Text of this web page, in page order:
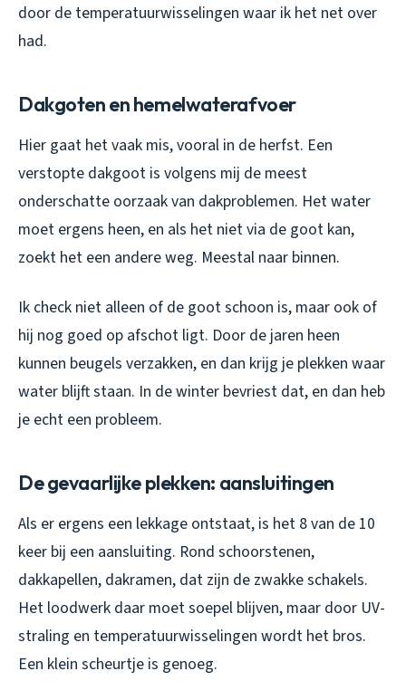
door de temperatuurwisselingen waar ik het net over
had.
Dakgoten en hemelwaterafvoer
Hier gaat het vaak mis, vooral in de herfst. Een
verstopte dakgoot is volgens mij de meest
onderschatte oorzaak van dakproblemen. Het water
moet ergens heen, en als het niet via de goot kan,
zoekt het een andere weg. Meestal naar binnen.
Ik check niet alleen of de goot schoon is, maar ook of
hij nog goed op afschot ligt. Door de jaren heen
kunnen beugels verzakken, en dan krijg je plekken waar
water blijft staan. In de winter bevriest dat, en dan heb
je echt een probleem.
De gevaarlijke plekken: aansluitingen
Als er ergens een lekkage ontstaat, is het 8 van de 10
keer bij een aansluiting. Rond schoorstenen,
dakkapellen, dakramen, dat zijn de zwakke schakels.
Het loodwerk daar moet soepel blijven, maar door UV-
straling en temperatuurwisselingen wordt het bros.
Een klein scheurtje is genoeg.